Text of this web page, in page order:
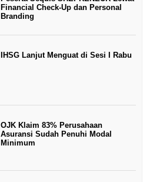
Financial Check-Up dan Personal
Branding
IHSG Lanjut Menguat di Sesi I Rabu
OJK Klaim 83% Perusahaan
Asuransi Sudah Penuhi Modal
Minimum